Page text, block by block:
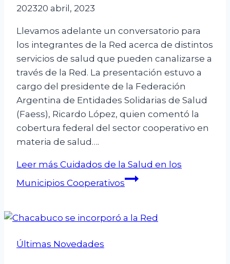
202320 abril, 2023
Llevamos adelante un conversatorio para
los integrantes de la Red acerca de distintos
servicios de salud que pueden canalizarse a
través de la Red. La presentación estuvo a
cargo del presidente de la Federación
Argentina de Entidades Solidarias de Salud
(Faess), Ricardo López, quien comentó la
cobertura federal del sector cooperativo en
materia de salud….
Leer más Cuidados de la Salud en los
Municipios Cooperativos
Últimas Novedades